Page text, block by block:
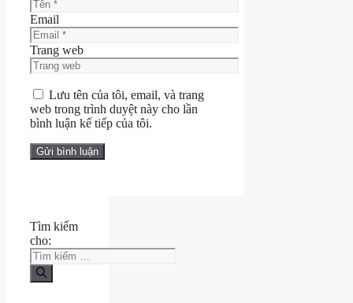
Email
Trang web
Lưu tên của tôi, email, và trang
web trong trình duyệt này cho lần
bình luận kế tiếp của tôi.
Tìm kiếm
cho: